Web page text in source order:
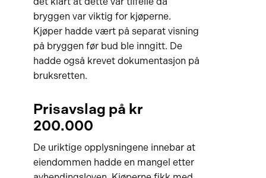
bryggen var viktig for kjøperne.
Kjøper hadde vært på separat visning
på bryggen før bud ble inngitt. De
hadde også krevet dokumentasjon på
bruksretten.
Prisavslag på kr
200.000
De uriktige opplysningene innebar at
eiendommen hadde en mangel etter